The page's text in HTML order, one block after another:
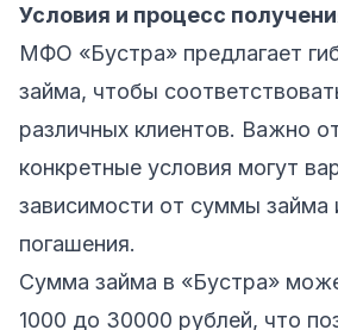
Условия и процесс
МФО «Бустра» предлагает
займа, чтобы
различных клиентов. Важно
конкретные условия могут
зависимости от суммы займа
погашения.
Сумма займа в «Бустра»
1000 до 30000 рублей, что